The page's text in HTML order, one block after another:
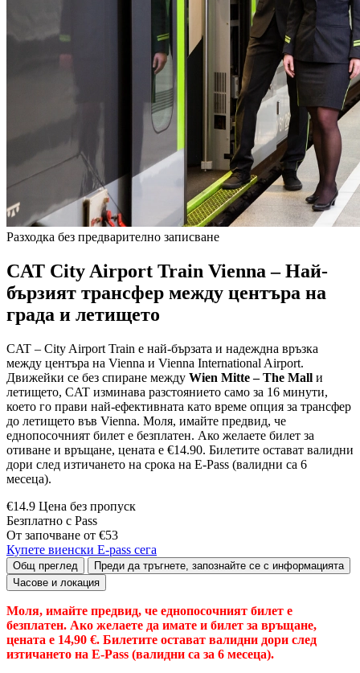
Разходка без предварително записване
CAT City Airport Train Vienna – Най-
бързият трансфер между центъра на
града и летището
CAT – City Airport Train е най-бързата и надеждна връзка
между центъра на Vienna и Vienna International Airport.
Движейки се без спиране между Wien Mitte – The Mall и
летището, CAT изминава разстоянието само за 16 минути,
което го прави най-ефективната като време опция за трансфер
до летището във Vienna. Моля, имайте предвид, че
еднопосочният билет е безплатен. Ако желаете билет за
отиване и връщане, цената е €14.90. Билетите остават валидни
дори след изтичането на срока на E-Pass (валидни са 6
месеца).
€14.9 Цена без пропуск
Безплатно с Pass
От започване от €53
Купете виенски E-pass сега
Общ преглед
Преди да тръгнете, запознайте се с информацията
Часове и локация
Моля, имайте предвид, че еднопосочният билет е
безплатен. Ако желаете да имате и билет за връщане,
цената е 14,90 €. Билетите остават валидни дори след
изтичането на E-Pass (валидни са за 6 месеца).